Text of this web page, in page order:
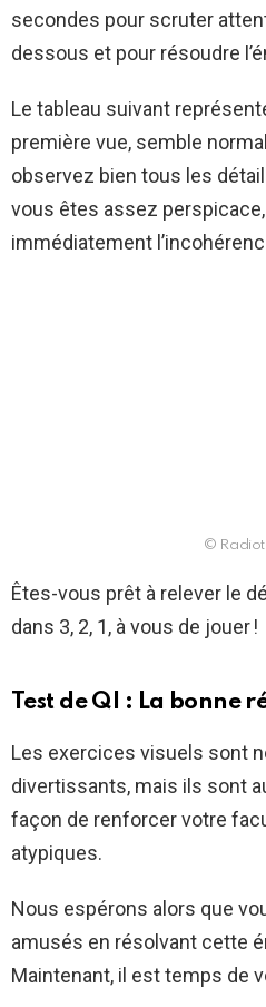
secondes pour scruter
dessous et pour résoudre
Le tableau suivant
première vue, semble
observez bien tous les
vous êtes assez
immédiatement
©
Êtes-vous prêt à relever le
dans 3, 2, 1, à vous de jouer !
Test de QI : La bonne
Les exercices visuels sont
divertissants, mais ils sont
façon de renforcer votre
atypiques.
Nous espérons alors que
amusés en résolvant cette
Maintenant, il est temps de